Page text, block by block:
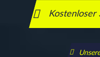
Kostenloser